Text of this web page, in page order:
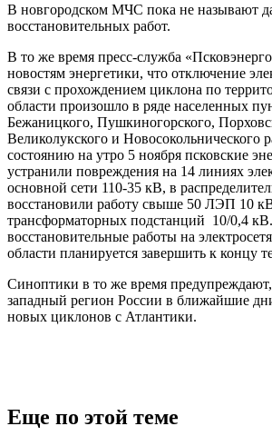
В новгородском МЧС пока не называют
восстановительных работ.
В то же время пресс-служба
новостям энергетики, что отключение
связи с прохождением циклона по
области произошло в ряде населенных
Бежаницкого, Пушкиногорского,
Великолукского и Новосокольнического
состоянию на утро 5 ноября псковские
устранили повреждения на 14 линиях
основной сети 110-35 кВ, в
восстановили работу свыше 50 ЛЭП 10
трансформаторных подстанций 10/0,4
восстановительные работы на
области планируется завершить к концу
Синоптики в то же время предупреждают,
западный регион России в ближайшие
новых циклонов с Атлантики.
Еще по этой теме